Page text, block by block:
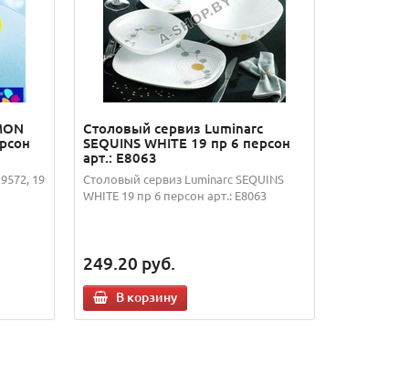
19
Столовый сервиз Luminarc
SEQUINS WHITE 19 пр 6 персон
арт.: E8063
Столовый сервиз Luminarc SEQUINS
WHITE 19 пр 6 персон арт.: E8063
249.20 руб.
В корзину